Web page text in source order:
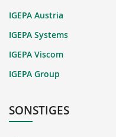
IGEPA Austria
IGEPA Systems
IGEPA Viscom
IGEPA Group
SONSTIGES